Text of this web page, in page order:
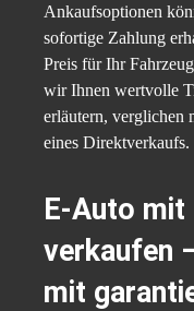
Ankaufsoptionen
sofortige Zahlung
Preis für Ihr
wir Ihnen wertvolle
erläutern, verglichen
eines Direktverkaufs.
E-Auto
verkaufen
mit